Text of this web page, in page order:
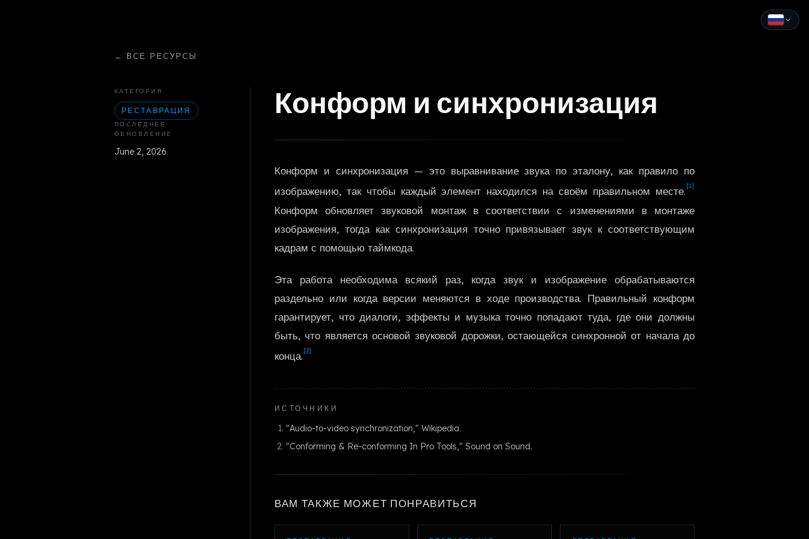
← ВСЕ РЕСУРСЫ
КАТЕГОРИЯ
РЕСТАВРАЦИЯ
ПОСЛЕДНЕЕ
ОБНОВЛЕНИЕ
June 2, 2026
Конформ и синхронизация
Конформ и синхронизация — это выравнивание звука по эталону, как правило по
изображению, так чтобы каждый элемент находился на своём правильном месте. [1]
Конформ обновляет звуковой монтаж в соответствии с изменениями в монтаже
изображения, тогда как синхронизация точно привязывает звук к соответствующим
кадрам с помощью таймкода.
Эта работа необходима всякий раз, когда звук и изображение обрабатываются
раздельно или когда версии меняются в ходе производства. Правильный конформ
гарантирует, что диалоги, эффекты и музыка точно попадают туда, где они должны
быть, что является основой звуковой дорожки, остающейся синхронной от начала до
конца. [2]
ИСТОЧНИКИ
"Audio-to-video synchronization," Wikipedia.
"Conforming & Re-conforming In Pro Tools," Sound on Sound.
ВАМ ТАКЖЕ МОЖЕТ ПОНРАВИТЬСЯ